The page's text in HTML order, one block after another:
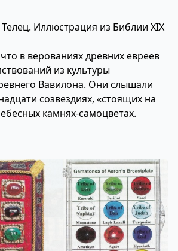
Иллюстрация из Библии XIX
в верованиях древних евреев
из культуры
Вавилона. Они слышали
созвездиях, «стоящих на
камнях-самоцветах.